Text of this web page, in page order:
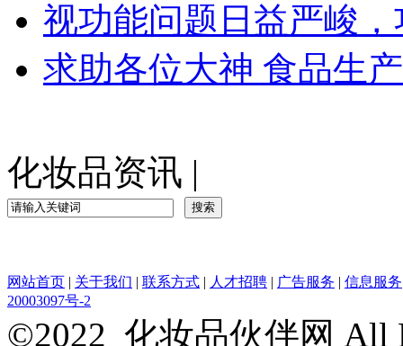
视功能问题日益严峻
求助各位大神 食品生
化妆品资讯 |
网站首页 | 关于我们 | 联系方式 | 人才招聘 | 广告服务 | 信息服务
20003097号-2
©2022 化妆品伙伴网 All